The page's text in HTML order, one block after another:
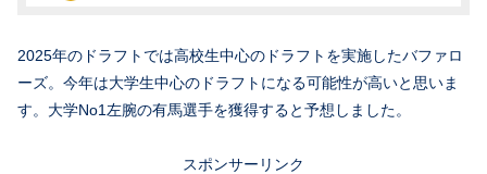
2025年のドラフトでは高校生中心のドラフトを実施したバファロ
ーズ。今年は大学生中心のドラフトになる可能性が高いと思いま
す。大学No1左腕の有馬選手を獲得すると予想しました。
スポンサーリンク